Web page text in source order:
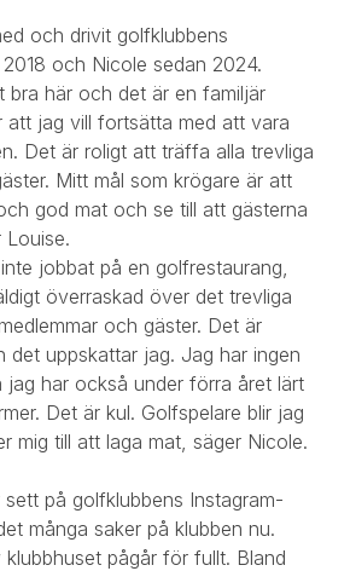
och drivit golfklubbens
och Nicole sedan 2024.
bra här och det är en familjär
att jag vill fortsätta med att vara
Det är roligt att träffa alla trevliga
Mitt mål som krögare är att
god mat och se till att gästerna
Louise.
jobbat på en golfrestaurang,
överraskad över det trevliga
och gäster. Det är
det uppskattar jag. Jag har ingen
jag har också under förra året lärt
Det är kul. Golfspelare blir jag
mig till att laga mat, säger Nicole.
på golfklubbens Instagram-
många saker på klubben nu.
klubbhuset pågår för fullt. Bland